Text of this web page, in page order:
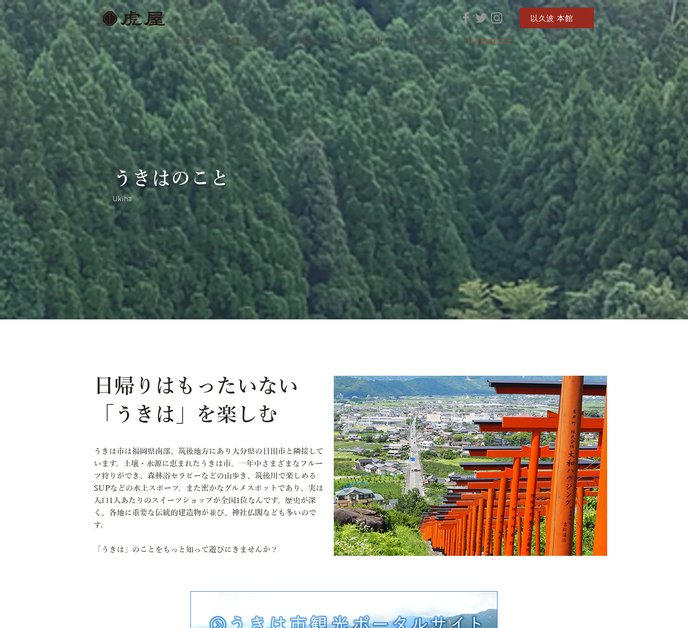
以久波 本館
トップ ご予約 お部屋 設備サービス アクセス ギャラリー うきはのこと
うきはのこと
Ukiha
日帰りはもったいない
「うきは」を楽しむ
うきは市は福岡県南部、筑後地方にあり大分県の日田市と隣接して
います。土壌・水源に恵まれたうきは市。一年中さまざまなフルー
ツ狩りができ、森林浴セラピーなどの山歩き、筑後川で楽しめる
SUPなどの水上スポーツ。また密かなグルメスポットであり、実は
人口1人あたりのスイーツショップが全国1位なんです。歴史が深
く、各地に重要な伝統的建造物が並び、神社仏閣なども多いので
す。
「うきは」のことをもっと知って遊びにきませんか？